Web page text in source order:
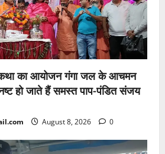
कथा का आयोजन गंगा जल के आचमन
हो जाते हैं समस्त पाप-पंडित संजय
August 8, 2026 0